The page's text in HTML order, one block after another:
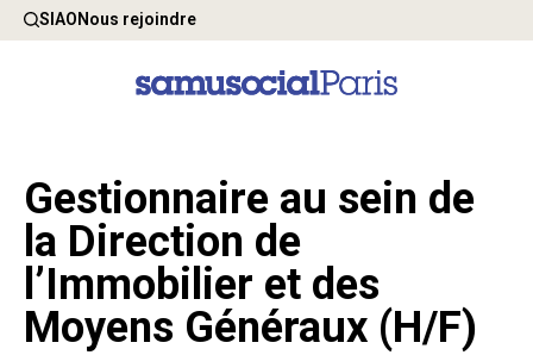
SIAONous rejoindre
Gestionnaire au sein de
la Direction de
l’Immobilier et des
Moyens Généraux (H/F)